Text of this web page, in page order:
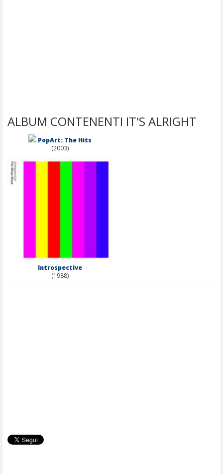
ALBUM CONTENENTI IT'S ALRIGHT
PopArt: The Hits
(2003)
Introspective
(1988)